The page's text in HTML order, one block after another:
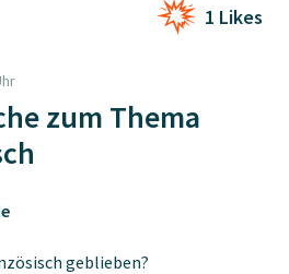
1 Likes
zum Thema
geblieben?